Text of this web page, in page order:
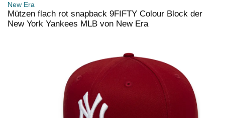
New Era
Mützen flach rot snapback 9FIFTY Colour Block der
New York Yankees MLB von New Era